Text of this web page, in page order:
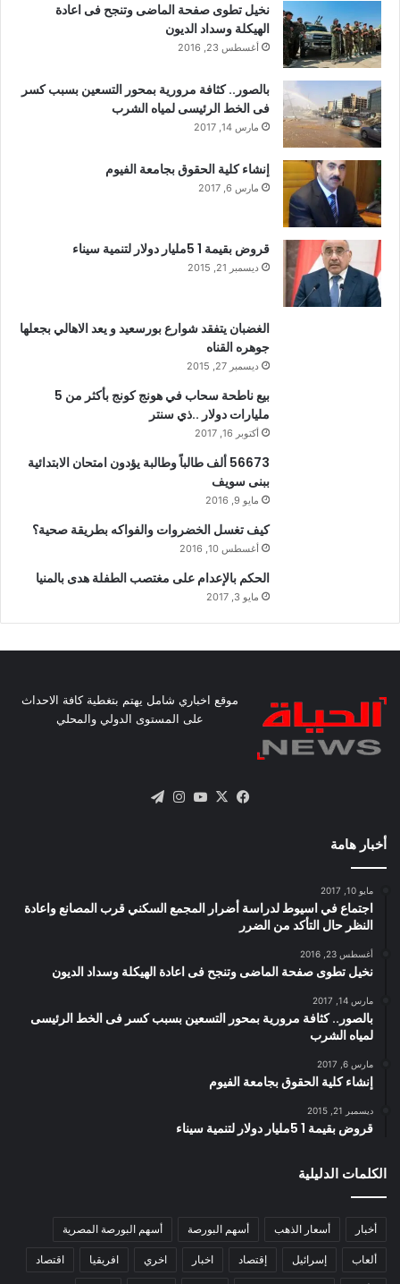
نخيل تطوى صفحة الماضى وتنجح فى اعادة
الهيكلة وسداد الديون
أغسطس 23, 2016
بالصور.. كثافة مرورية بمحور التسعين بسبب كسر
فى الخط الرئيسى لمياه الشرب
مارس 14, 2017
إنشاء كلية الحقوق بجامعة الفيوم
مارس 6, 2017
قروض بقيمة 1 5مليار دولار لتنمية سيناء
ديسمبر 21, 2015
الغضبان يتفقد شوارع بورسعيد و يعد الاهالي بجعلها
جوهره القناه
ديسمبر 27, 2015
بيع ناطحة سحاب في هونج كونج بأكثر من 5
مليارات دولار ..ذي سنتر
أكتوبر 16, 2017
56673 ألف طالباً وطالبة يؤدون امتحان الابتدائية
ببنى سويف
مايو 9, 2016
كيف تغسل الخضروات والفواكه بطريقة صحية؟
أغسطس 10, 2016
الحكم بالإعدام على مغتصب الطفلة هدى بالمنيا
مايو 3, 2017
موقع اخباري شامل يهتم بتغطية كافة الاحداث
على المستوى الدولي والمحلي
فيسبوك
X يوتيوبانستقرام
أخبار هامة
مايو 10, 2017
اجتماع في اسيوط لدراسة أضرار المجمع السكني قرب المصانع واعادة
النظر حال التأكد من الضرر
أغسطس 23, 2016
نخيل تطوى صفحة الماضى وتنجح فى اعادة الهيكلة وسداد الديون
مارس 14, 2017
بالصور.. كثافة مرورية بمحور التسعين بسبب كسر فى الخط الرئيسى
لمياه الشرب
مارس 6, 2017
إنشاء كلية الحقوق بجامعة الفيوم
ديسمبر 21, 2015
قروض بقيمة 1 5مليار دولار لتنمية سيناء
الكلمات الدليلية
أخبار أسعار الذهب أسهم البورصة أسهم البورصة المصرية
ألعاب إسرائيل إقتصاد اخبار اخري افريقيا اقتصاد